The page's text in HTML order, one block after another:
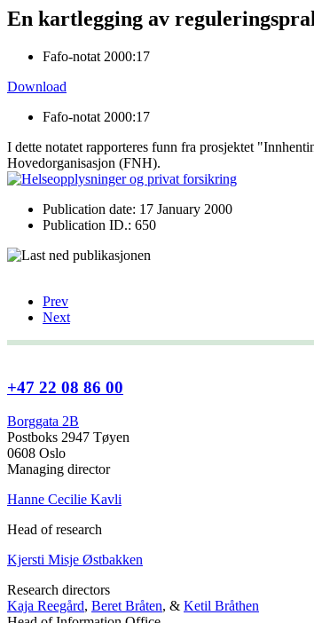
En kartlegging av
Fafo-notat 2000:17
Download
Fafo-notat 2000:17
I dette notatet rapporteres funn fra prosjektet
Hovedorganisasjon (FNH).
Publication date: 17 January 2000
Publication ID.: 650
Prev
Next
+47 22 08 86 00
Borggata 2B
Postboks 2947 Tøyen
0608 Oslo
Managing director
Hanne Cecilie Kavli
Head of research
Kjersti Misje Østbakken
Research directors
Kaja Reegård, Beret Bråten, & Ketil Bråthen